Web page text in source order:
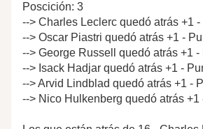
Poscición: 3
--> Charles Leclerc quedó atrás +1 -
--> Oscar Piastri quedó atrás +1 -
--> George Russell quedó atrás +1 -
--> Isack Hadjar quedó atrás +1 -
--> Arvid Lindblad quedó atrás +1 -
--> Nico Hulkenberg quedó atrás +1